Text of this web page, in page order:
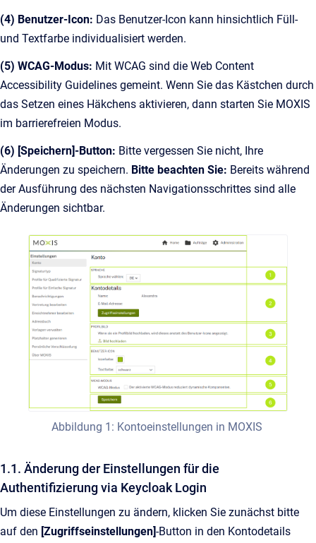
(4) Benutzer-Icon: Das Benutzer-Icon kann hinsichtlich Füll-
und Textfarbe individualisiert werden.
(5) WCAG-Modus: Mit WCAG sind die Web Content
Accessibility Guidelines gemeint. Wenn Sie das Kästchen durch
das Setzen eines Häkchens aktivieren, dann starten Sie MOXIS
im barrierefreien Modus.
(6) [Speichern]-Button: Bitte vergessen Sie nicht, Ihre
Änderungen zu speichern. Bitte beachten Sie: Bereits während
der Ausführung des nächsten Navigationsschrittes sind alle
Änderungen sichtbar.
Abbildung 1: Kontoeinstellungen in MOXIS
1.1. Änderung der Einstellungen für die
Authentifizierung via Keycloak Login
Um diese Einstellungen zu ändern, klicken Sie zunächst bitte
auf den [Zugriffseinstellungen]-Button in den Kontodetails